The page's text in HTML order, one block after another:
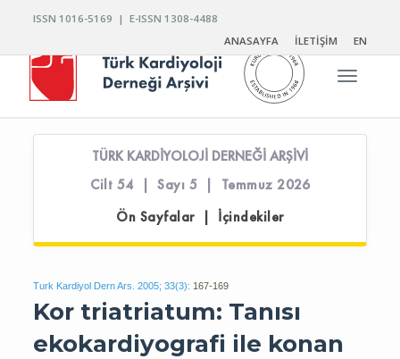
ISSN 1016-5169 | E-ISSN 1308-4488
ANASAYFA
İLETİŞİM EN
Toggle
TÜRK KARDİYOLOJİ DERNEĞİ ARŞİVİ
Cilt 54 | Sayı 5 | Temmuz 2026
Ön Sayfalar | İçindekiler
Turk Kardiyol Dern Ars. 2005; 33(3): 167-169
Kor triatriatum: Tanısı
ekokardiyografi ile konan